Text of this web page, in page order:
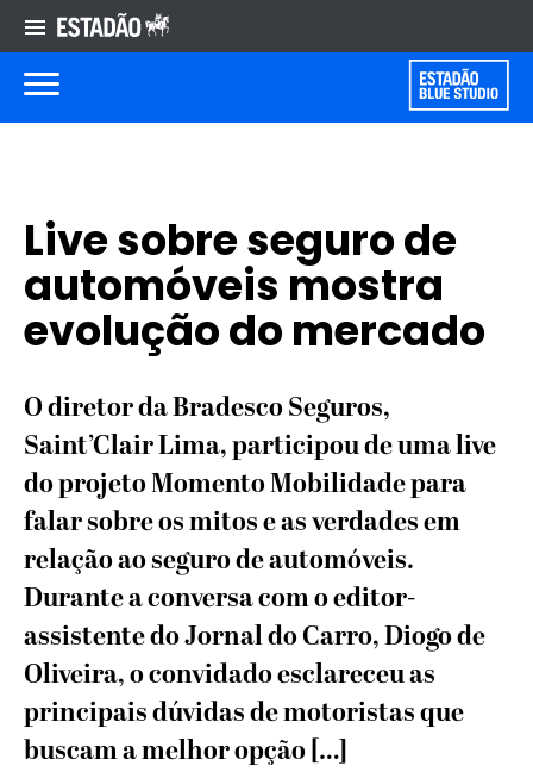
Live sobre seguro de
automóveis mostra
evolução do mercado
O diretor da Bradesco Seguros,
Saint’Clair Lima, participou de uma live
do projeto Momento Mobilidade para
falar sobre os mitos e as verdades em
relação ao seguro de automóveis.
Durante a conversa com o editor-
assistente do Jornal do Carro, Diogo de
Oliveira, o convidado esclareceu as
principais dúvidas de motoristas que
buscam a melhor opção […]